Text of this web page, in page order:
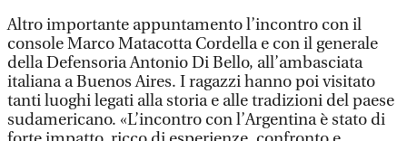
Altro importante appuntamento l’incontro con il
console Marco Matacotta Cordella e con il generale
della Defensoria Antonio Di Bello, all’ambasciata
italiana a Buenos Aires. I ragazzi hanno poi visitato
tanti luoghi legati alla storia e alle tradizioni del paese
sudamericano. «L’incontro con l’Argentina è stato di